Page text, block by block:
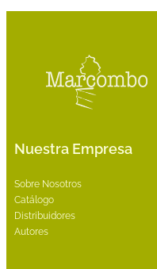
Nuestra Empresa
Sobre Nosotros
Catálogo
Distribuidores
Autores